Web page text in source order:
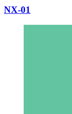
NX-01